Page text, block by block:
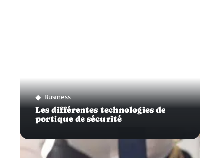
Business
Les différentes technologies de
portique de sécurité